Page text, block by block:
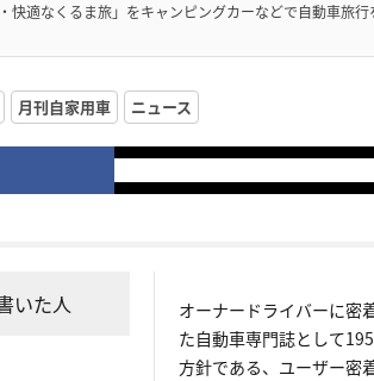
快適なくるま旅」をキャンピングカーなどで自動車旅
月刊自家用車 ニュース
いた人
オーナードライバーに密
た自動車専門誌として
方針である、ユーザー密